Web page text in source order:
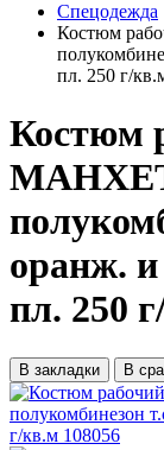
Спецодежда
Костюм
пл. 250 г/
Костюм
оранж.
пл. 250
В закладки В